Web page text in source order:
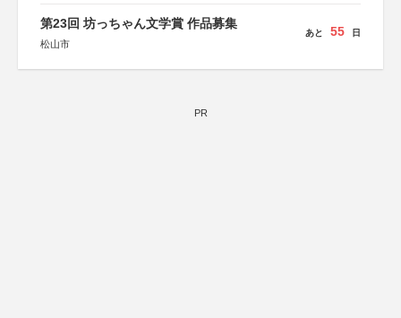
第23回 坊っちゃん文学賞 作品募集
松山市
あと 55 日
PR